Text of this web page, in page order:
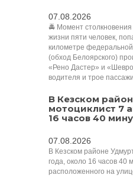
07.08.2026
🚔 Момент
жизни пяти человек,
километре
(обход Белоярского)
«Рено Дастер» и
водителя и трое
В Кезском
мотоциклист 7
16 часов 40
07.08.2026
В Кезском районе
года, около 16 часов
расположенного на